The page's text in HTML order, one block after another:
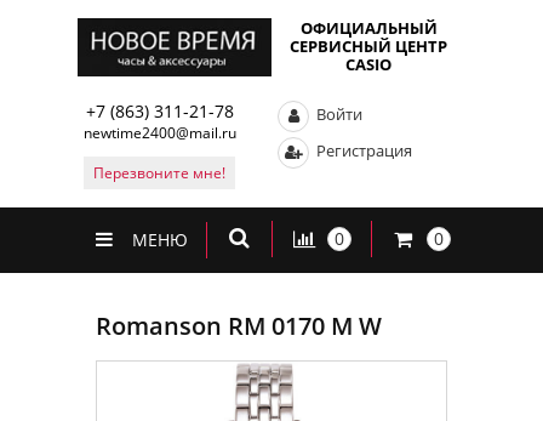
ОФИЦИАЛЬНЫЙ
СЕРВИСНЫЙ ЦЕНТР
CASIO
+7 (863) 311-21-78
newtime2400@mail.ru
Перезвоните мне!
Войти
Регистрация
МЕНЮ 0 0
Romanson RM 0170 M W